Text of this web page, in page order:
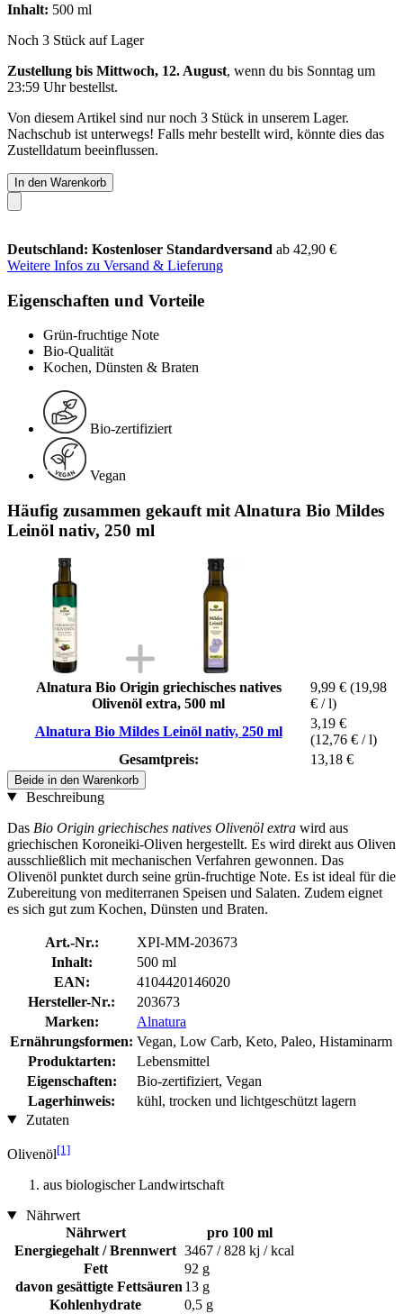
Inhalt: 500 ml
Noch 3 Stück auf Lager
Zustellung bis Mittwoch, 12. August, wenn du bis Sonntag um
23:59 Uhrbestellst.
Von diesem Artikel sind nur noch 3 Stück in unserem Lager.
Nachschub ist unterwegs! Falls mehr bestellt wird, könnte dies das
Zustelldatum beeinflussen.
In den Warenkorb
Deutschland: Kostenloser Standardversand ab 42,90 €
Weitere Infos zu Versand & Lieferung
Eigenschaften und Vorteile
Grün-fruchtige Note
Bio-Qualität
Kochen, Dünsten & Braten
Bio-zertifiziert
Vegan
Häufig zusammen gekauft mit Alnatura Bio Mildes
Leinöl nativ, 250 ml
Alnatura Bio Origin griechisches natives
Olivenöl extra, 500 ml
9,99 € (19,98
€ / l)
Alnatura Bio Mildes Leinöl nativ, 250 ml
3,19 €
(12,76 € / l)
Gesamtpreis:
13,18 €
Beide in den Warenkorb
Beschreibung
Das Bio Origin griechisches natives Olivenöl extra wird aus
griechischen Koroneiki-Oliven hergestellt. Es wird direkt aus Oliven
ausschließlich mit mechanischen Verfahren gewonnen. Das
Olivenöl punktet durch seine grün-fruchtige Note. Es ist ideal für die
Zubereitung von mediterranen Speisen und Salaten. Zudem eignet
es sich gut zum Kochen, Dünsten und Braten.
Art.-Nr.:
XPI-MM-203673
Inhalt:
500 ml
EAN:
4104420146020
Hersteller-Nr.:
203673
Marken:
Alnatura
Ernährungsformen: Vegan, Low Carb, Keto, Paleo, Histaminarm
Produktarten:
Lebensmittel
Eigenschaften:
Bio-zertifiziert, Vegan
Lagerhinweis:
kühl, trocken und lichtgeschützt lagern
Zutaten
Olivenöl[1]
aus biologischer Landwirtschaft
Nährwert
Nährwert
pro 100 ml
Energiegehalt / Brennwert 3467 / 828 kj / kcal
Fett
92 g
davon gesättigte Fettsäuren 13 g
Kohlenhydrate
0,5 g